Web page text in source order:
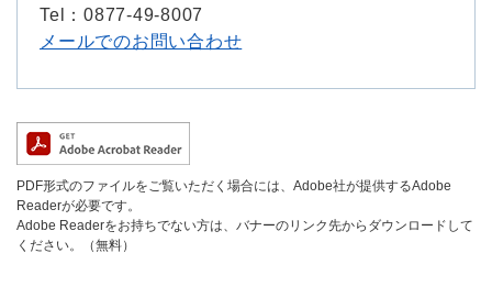
Tel：0877-49-8007
メールでのお問い合わせ
PDF形式のファイルをご覧いただく場合には、Adobe社が提供するAdobe
Readerが必要です。
Adobe Readerをお持ちでない方は、バナーのリンク先からダウンロードして
ください。（無料）